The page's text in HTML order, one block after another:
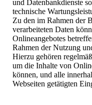
und Datenbankdienste
technische
Zu den im Rahmen der
verarbeiteten Daten
Onlineangebotes
Rahmen der Nutzung
Hierzu gehören
um die Inhalte von
können, und alle
Webseiten getätigten